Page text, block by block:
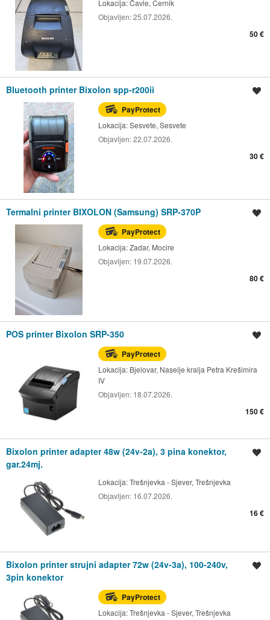
Lokacija:Čavle, Cernik
Objavljen:25.07.2026.
50 €
Bluetooth printer Bixolon spp-r200ii
PayProtect
Lokacija:Sesvete, Sesvete
Objavljen:22.07.2026.
30 €
Termalni printer BIXOLON (Samsung) SRP-370P
PayProtect
Lokacija:Zadar, Mocire
Objavljen: 19.07.2026.
80 €
POS printer Bixolon SRP-350
PayProtect
Lokacija: Bjelovar, Naselje kralja Petra Krešimira
IV
Objavljen: 18.07.2026.
150 €
Bixolon printer adapter 48w (24v-2a), 3 pina konektor,
gar.24mj.
Lokacija:Trešnjevka - Sjever, Trešnjevka
Objavljen: 16.07.2026.
16 €
Bixolon printer strujni adapter 72w (24v-3a), 100-240v,
3pin konektor
PayProtect
Lokacija:Trešnjevka - Sjever, Trešnjevka